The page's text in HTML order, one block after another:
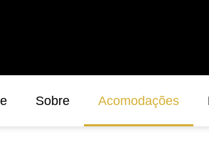
Sobre Acomodações